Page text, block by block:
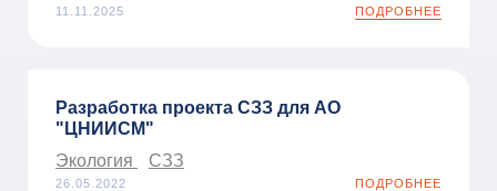
11.11.2025 ПОДРОБНЕЕ
Разработка проекта СЗЗ для АО
"ЦНИИСМ"
Экология
СЗЗ
26.05.2022 ПОДРОБНЕЕ